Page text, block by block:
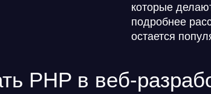
которые
подробнее
остается
PHP в веб-